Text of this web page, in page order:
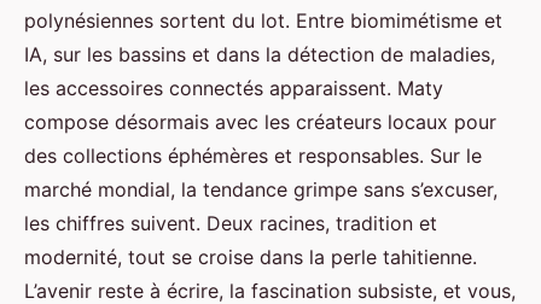
polynésiennes sortent du lot. Entre biomimétisme et
IA, sur les bassins et dans la détection de maladies,
les accessoires connectés apparaissent. Maty
compose désormais avec les créateurs locaux pour
des collections éphémères et responsables. Sur le
marché mondial, la tendance grimpe sans s’excuser,
les chiffres suivent. Deux racines, tradition et
modernité, tout se croise dans la perle tahitienne.
L’avenir reste à écrire, la fascination subsiste, et vous,